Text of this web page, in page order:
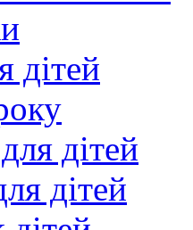
дітей
дітей
дітей